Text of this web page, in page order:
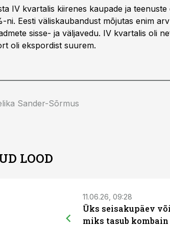
IV kvartalis kiirenes kaupade ja
ni. Eesti väliskaubandust mõjutas enim
sisse- ja väljavedu. IV kvartalis oli
oli ekspordist suurem.
Sander-Sõrmus
LOOD
11.06.26, 09:28
Üks seisakupäev
miks tasub